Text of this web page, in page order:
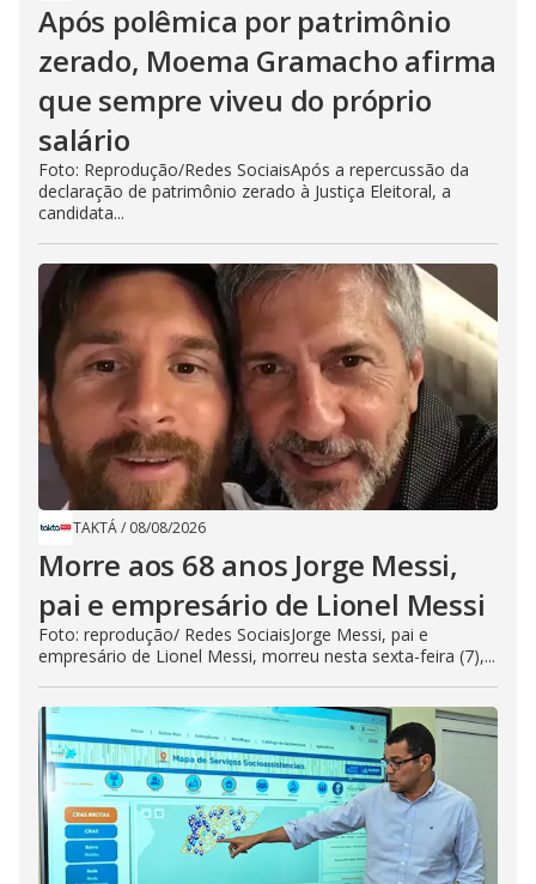
Após polêmica por patrimônio
zerado, Moema Gramacho afirma
que sempre viveu do próprio
salário
Foto: Reprodução/Redes SociaisApós a repercussão da
declaração de patrimônio zerado à Justiça Eleitoral, a
candidata...
TAKTÁ/ 08/08/2026
Morre aos 68 anos Jorge Messi,
pai e empresário de Lionel Messi
Foto: reprodução/ Redes SociaisJorge Messi, pai e
empresário de Lionel Messi, morreu nesta sexta-feira (7),...